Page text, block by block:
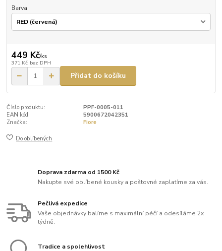
Barva:
449 Kč/ks
371 Kč bez DPH
Přidat do košíku
Číslo produktu:
PPF-0005-011
EAN kód:
5900672042351
Značka:
Fiore
Do oblíbených
Doprava zdarma od 1500 Kč
Nakupte své oblíbené kousky a poštovné zaplatíme za vás.
Pečlivá expedice
Vaše objednávky balíme s maximální péčí a odesíláme 2x
týdně.
Tradice a spolehlivost